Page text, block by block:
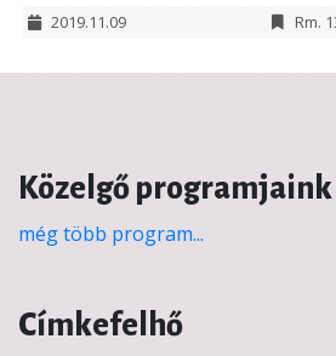
2019.11.09 Rm.
Közelgő programjaink
még több program...
Címkefelhő